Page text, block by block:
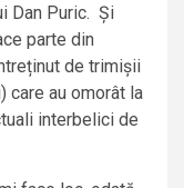
Dan Puric. Și
parte din
de trimișii
care au omorât la
interbelici de